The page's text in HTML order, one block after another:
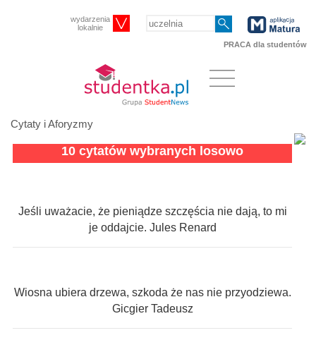
wydarzenia
lokalnie
PRACA dla studentów
Cytaty i Aforyzmy
10 cytatów wybranych losowo
Jeśli uważacie, że pieniądze szczęścia nie dają, to mi
je oddajcie. Jules Renard
Wiosna ubiera drzewa, szkoda że nas nie przyodziewa.
Gicgier Tadeusz